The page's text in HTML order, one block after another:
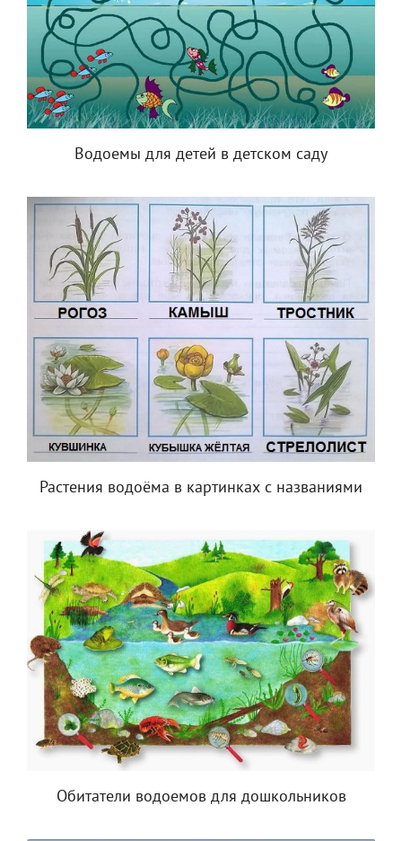
Водоемы для детей в детском саду
Растения водоёма в картинках с названиями
Обитатели водоемов для дошкольников